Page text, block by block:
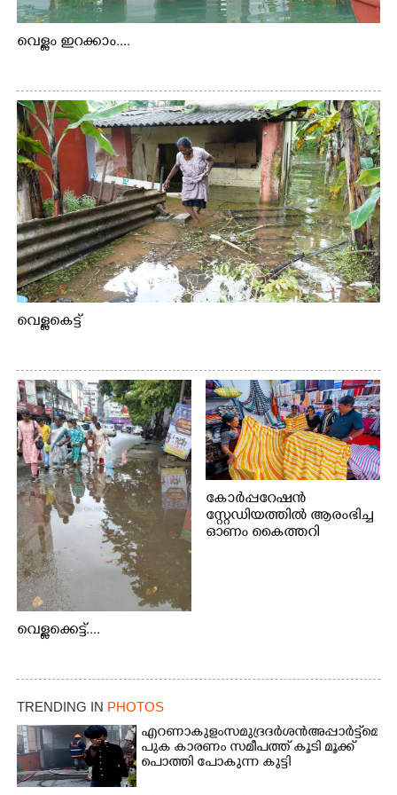
വെള്ളം ഇറക്കാം....
വെള്ളകെട്ട്
വെള്ളക്കെട്ട്....
കോർപ്പറേഷൻ
സ്റ്റേഡിയത്തിൽ ആരംഭിച്ച
ഓണം കൈത്തറി
TRENDING IN PHOTOS
എറണാകുളം സമുദ്ര ദർശൻ
പുക കാരണം സമീപത്ത് കൂടി മൂക്ക്
പൊത്തി പോകുന്ന കുട്ടി
×
Share this link
Copy Link